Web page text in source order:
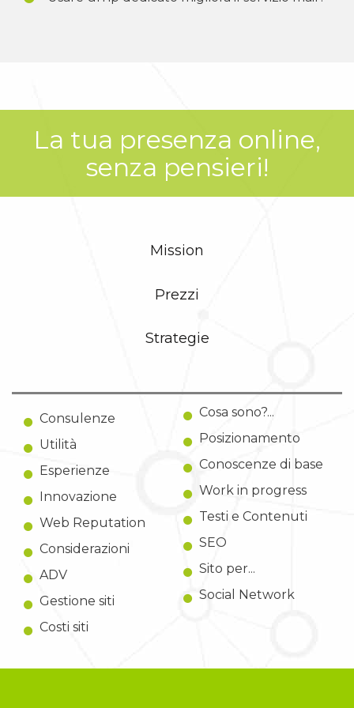
La tua presenza online,
senza pensieri!
Mission
Prezzi
Strategie
Consulenze
Utilità
Esperienze
Innovazione
Web Reputation
Considerazioni
ADV
Gestione siti
Costi siti
Cosa sono?...
Posizionamento
Conoscenze di base
Work in progress
Testi e Contenuti
SEO
Sito per...
Social Network